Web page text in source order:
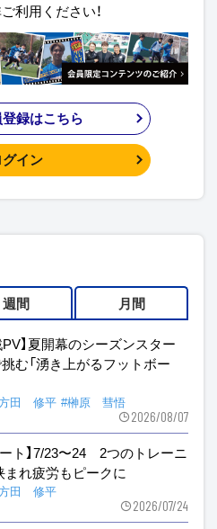
利用ください！
録はこちら
グイン
週間 月間
PV】夏開幕のシーズンスター
む「湧き上がるフットボー
田 修平 #榊原 彗悟
2026/08/07
ト】7/23〜24 2つのトレーニ
まれ疲労もピークに
田 修平
2026/07/24